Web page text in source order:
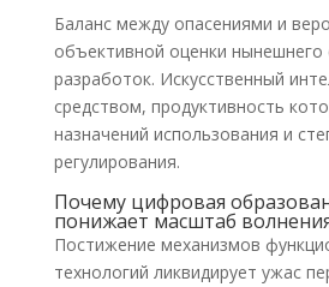
Баланс между опасениями и
объективной оценки нынешнего
разработок. Искусственный
средством, продуктивность
назначений использования и
регулирования.
Почему цифровая
понижает масштаб
Постижение механизмов
технологий ликвидирует ужас